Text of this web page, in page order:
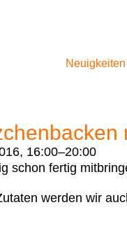
Neuigkeiten
16:00–20:00
schon fertig
werden wir